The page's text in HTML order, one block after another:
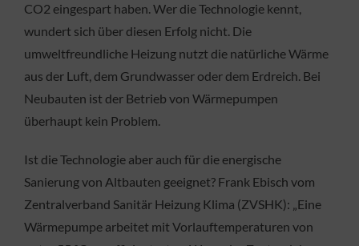
CO2 eingespart haben. Wer die Technologie kennt,
wundert sich über diesen Erfolg nicht. Die
umweltfreundliche Heizung nutzt die natürliche Wärme
aus der Luft, dem Grundwasser oder dem Erdreich. Bei
Neubauten ist der Betrieb von Wärmepumpen
überhaupt kein Problem.
Ist die Technologie aber auch für die energische
Sanierung von Altbauten geeignet? Frank Ebisch vom
Zentralverband Sanitär Heizung Klima (ZVSHK): „Eine
Wärmepumpe arbeitet mit Vorlauftemperaturen von